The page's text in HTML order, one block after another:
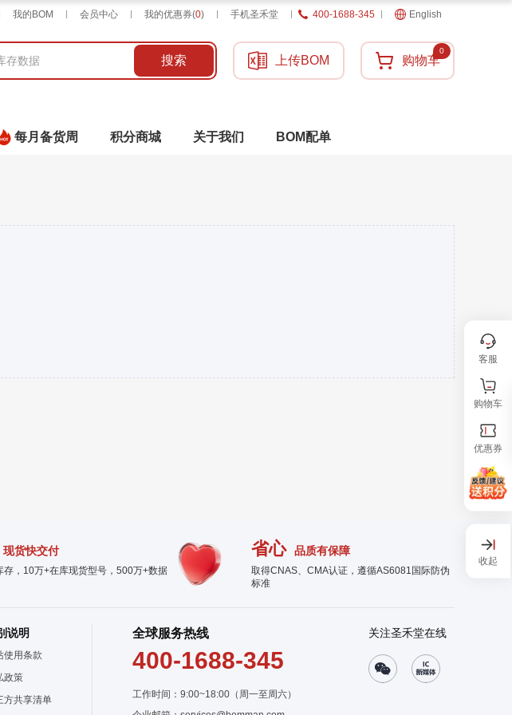
我的BOM 会员中心 我的优惠券(0) 手机圣禾堂 400-1688-345 English
搜索 上传BOM 购物车
0
每月备货周 积分商城 关于我们 BOM配单
现货快交付
存，10万+在库现货型号，500万+数据
省心 品质有保障
取得CNAS、CMA认证，遵循AS6081国际防伪
标准
说明
使用条款
政策
方共享清单
全球服务热线
400-1688-345
工作时间：9:00~18:00（周一至周六）
关注圣禾堂在线
客服
购物车
优惠券
收起